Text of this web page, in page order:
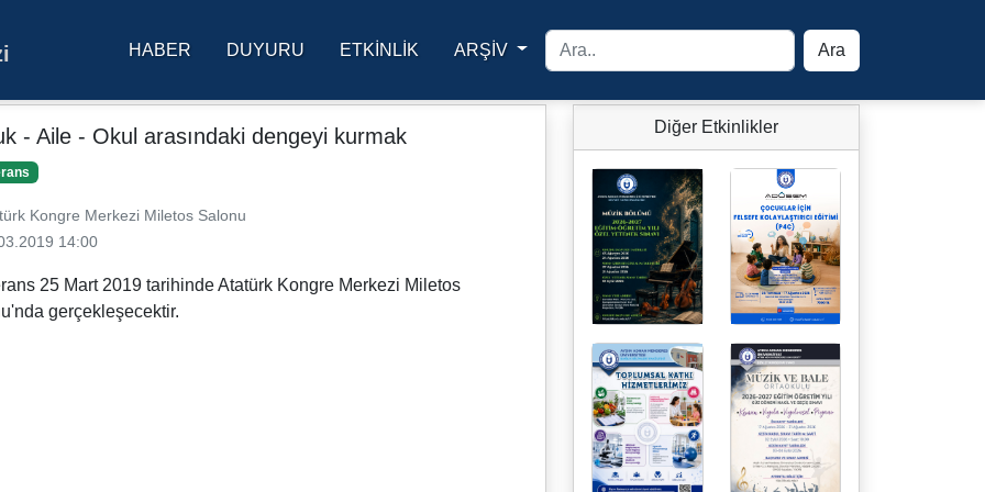
Üniversitesi Ana Sayfa
HABER DUYURU ETKINLIK ARŞİV Ara
- Aile - Okul arasındaki dengeyi kurmak
Kongre Merkezi Miletos Salonu
14:00
25 Mart 2019 tarihinde Atatürk Kongre Merkezi Miletos
gerçekleşecektir.
Diğer Etkinlikler